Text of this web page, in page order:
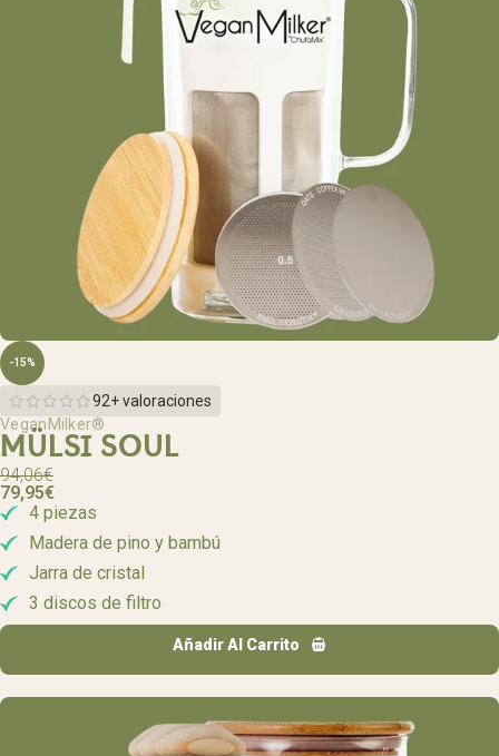
-15%
92+ valoraciones
VeganMilker®
MÜLSI SOUL
94,06€
79,95€
4 piezas
Madera de pino y bambú
Jarra de cristal
3 discos de filtro
Añadir Al Carrito